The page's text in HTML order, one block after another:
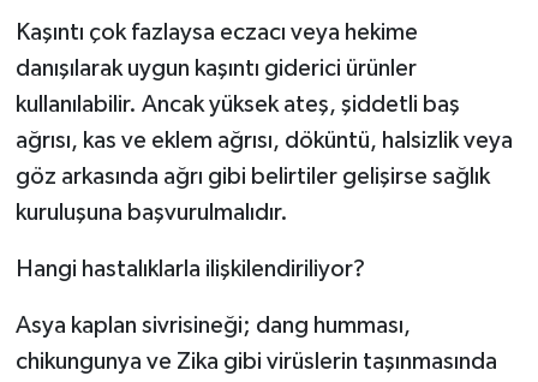
Kaşıntı çok fazlaysa eczacı veya hekime
danışılarak uygun kaşıntı giderici ürünler
kullanılabilir. Ancak yüksek ateş, şiddetli baş
ağrısı, kas ve eklem ağrısı, döküntü, halsizlik veya
göz arkasında ağrı gibi belirtiler gelişirse sağlık
kuruluşuna başvurulmalıdır.
Hangi hastalıklarla ilişkilendiriliyor?
Asya kaplan sivrisineği; dang humması,
chikungunya ve Zika gibi virüslerin taşınmasında